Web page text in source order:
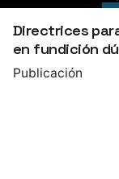
Directrices
en fundición
Publicación